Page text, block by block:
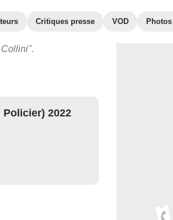
Critiques presse VOD Photos
2022